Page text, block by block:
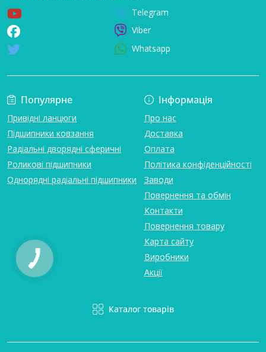
Популярне
Привідні ланцюги
Підшипники ковзання
Радіальні дворядні сферичні
Роликові підшипники
Однорядні радіальні підшипники
Інформація
Про нас
Доставка
Оплата
Політика конфіденційності
Заводи
Повернення та обмін
Контакти
Повернення товару
Карта сайту
Виробники
Акції
Каталог товарів
Telegram
Viber
Whatsapp